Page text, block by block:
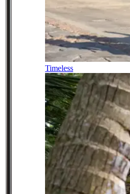
Timeless